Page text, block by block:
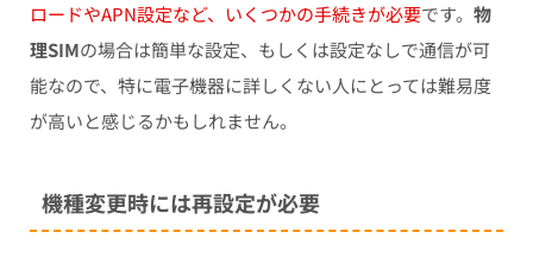
ロードやAPN設定など、いくつかの手続きが必要です。 物
理SIMの場合は簡単な設定、もしくは設定なしで通信が可
能なので、特に電子機器に詳しくない人にとっては難易度
が高いと感じるかもしれません。
機種変更時には再設定が必要